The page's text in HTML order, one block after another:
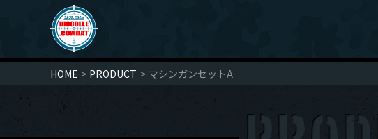
HOME PRODUCT マシンガンセットA